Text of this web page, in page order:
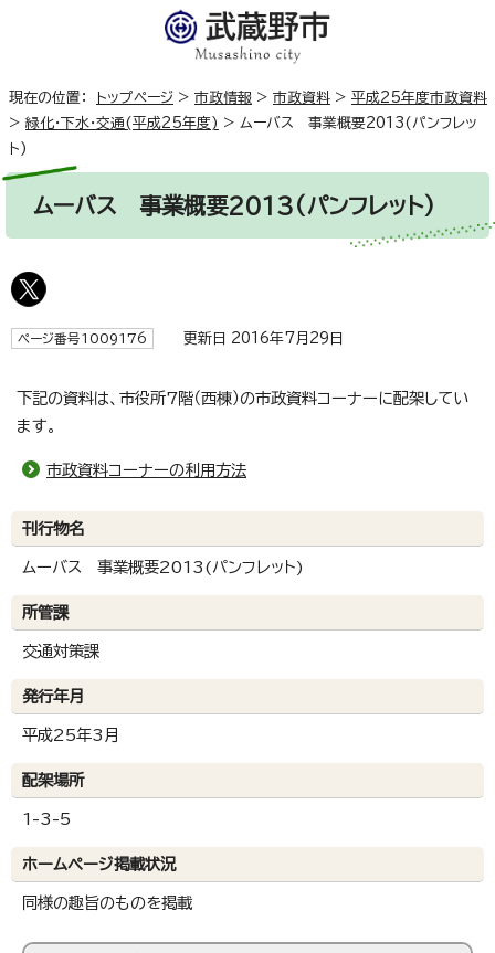
現在の位置： トップページ > 市政情報 > 市政資料 > 平成25年度市政資料
> 緑化・下水・交通(平成25年度) > ムーバス 事業概要2013(パンフレッ
ト)
ムーバス 事業概要2013(パンフレット)
ページ番号1009176 更新日 2016年7月29日
下記の資料は、市役所7階（西棟）の市政資料コーナーに配架してい
ます。
市政資料コーナーの利用方法
刊行物名
ムーバス 事業概要2013(パンフレット)
所管課
交通対策課
発行年月
平成25年3月
配架場所
1-3-5
ホームページ掲載状況
同様の趣旨のものを掲載